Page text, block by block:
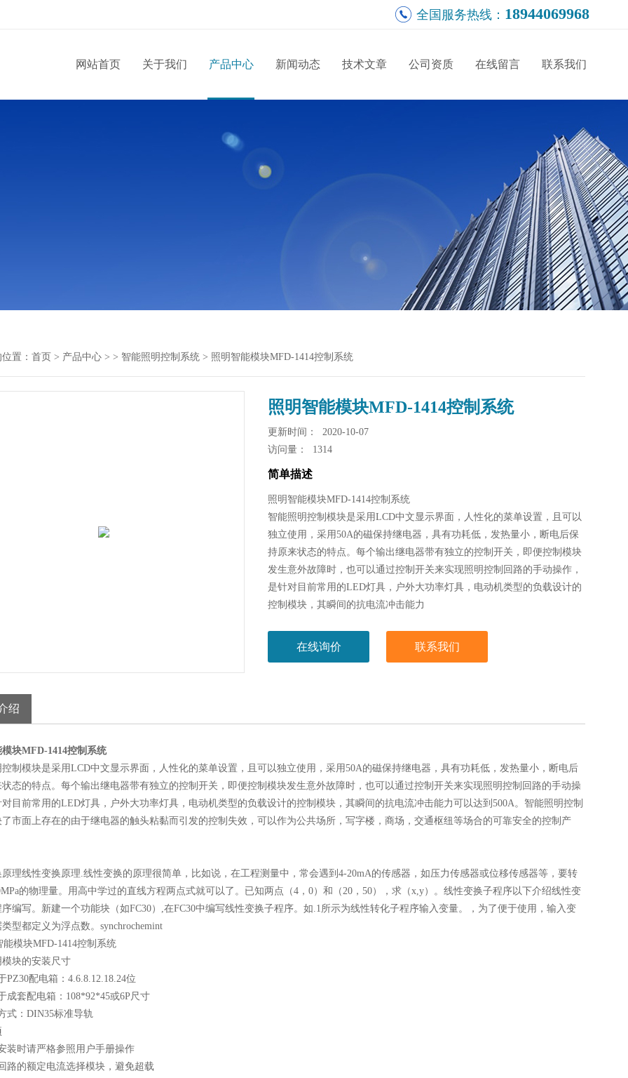
全国服务热线： 18944069968
网站首页 关于我们 产品中心 新闻动态 技术文章 公司资质 在线留言 联系我们
置： 首页 > 产品中心 > > 智能照明控制系统 > 照明智能模块MFD-1414控制系统
照明智能模块MFD-1414控制系统
更新时间： 2020-10-07
访问量： 1314
简单描述
照明智能模块MFD-1414控制系统
智能照明控制模块是采用LCD中文显示界面，人性化的菜单设置，且可以
独立使用，采用50A的磁保持继电器，具有功耗低，发热量小，断电后保
持原来状态的特点。每个输出继电器带有独立的控制开关，即便控制模块
发生意外故障时，也可以通过控制开关来实现照明控制回路的手动操作，
是针对目前常用的LED灯具，户外大功率灯具，电动机类型的负载设计的
控制模块，其瞬间的抗电流冲击能力
在线询价 联系我们
绍
块MFD-1414控制系统
制模块是采用LCD中文显示界面，人性化的菜单设置，且可以独立使用，采用50A的磁保持继电器，具有功耗低，发热量小，断电后
态的特点。每个输出继电器带有独立的控制开关，即便控制模块发生意外故障时，也可以通过控制开关来实现照明控制回路的手动操
目前常用的LED灯具，户外大功率灯具，电动机类型的负载设计的控制模块，其瞬间的抗电流冲击能力可以达到500A。智能照明控制
市面上存在的由于继电器的触头粘黏而引发的控制失效，可以作为公共场所，写字楼，商场，交通枢纽等场合的可靠安全的控制产
理线性变换原理.线性变换的原理很简单，比如说，在工程测量中，常会遇到4-20mA的传感器，如压力传感器或位移传感器等，要转
的物理量。用高中学过的直线方程两点式就可以了。已知两点（4，0）和（20，50），求（x,y）。线性变换子程序以下介绍线性变
编写。新建一个功能块（如FC30）,在FC30中编写线性变换子程序。如.1所示为线性转化子程序输入变量。，为了便于使用，输入变
型都定义为浮点数。synchrochemint
块的安装尺寸
PZ30配电箱：4.6.8.12.18.24位
成套配电箱：108*92*45或6P尺寸
式：DIN35标准导轨
装时请严格参照用户手册操作
路的额定电流选择模块，避免超载